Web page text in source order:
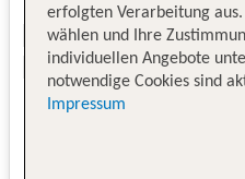
erfolgten Verarbeitung aus.
wählen und Ihre
individuellen Angebote
notwendige Cookies sind
Impressum